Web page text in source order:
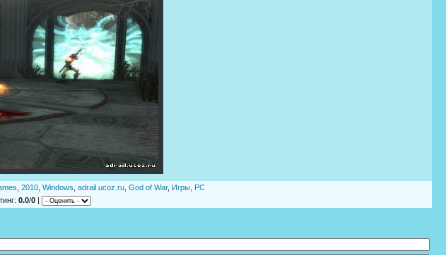
2010 Windows adrail.ucoz.ru God of War, Игры PC
: 0.0/0 |